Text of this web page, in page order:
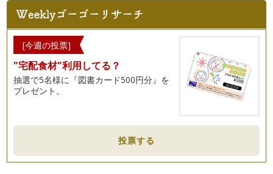
[今週の投票]
"宅配食材"利用してる？
抽選で5名様に『図書カード500円分』を
プレゼント。
投票する